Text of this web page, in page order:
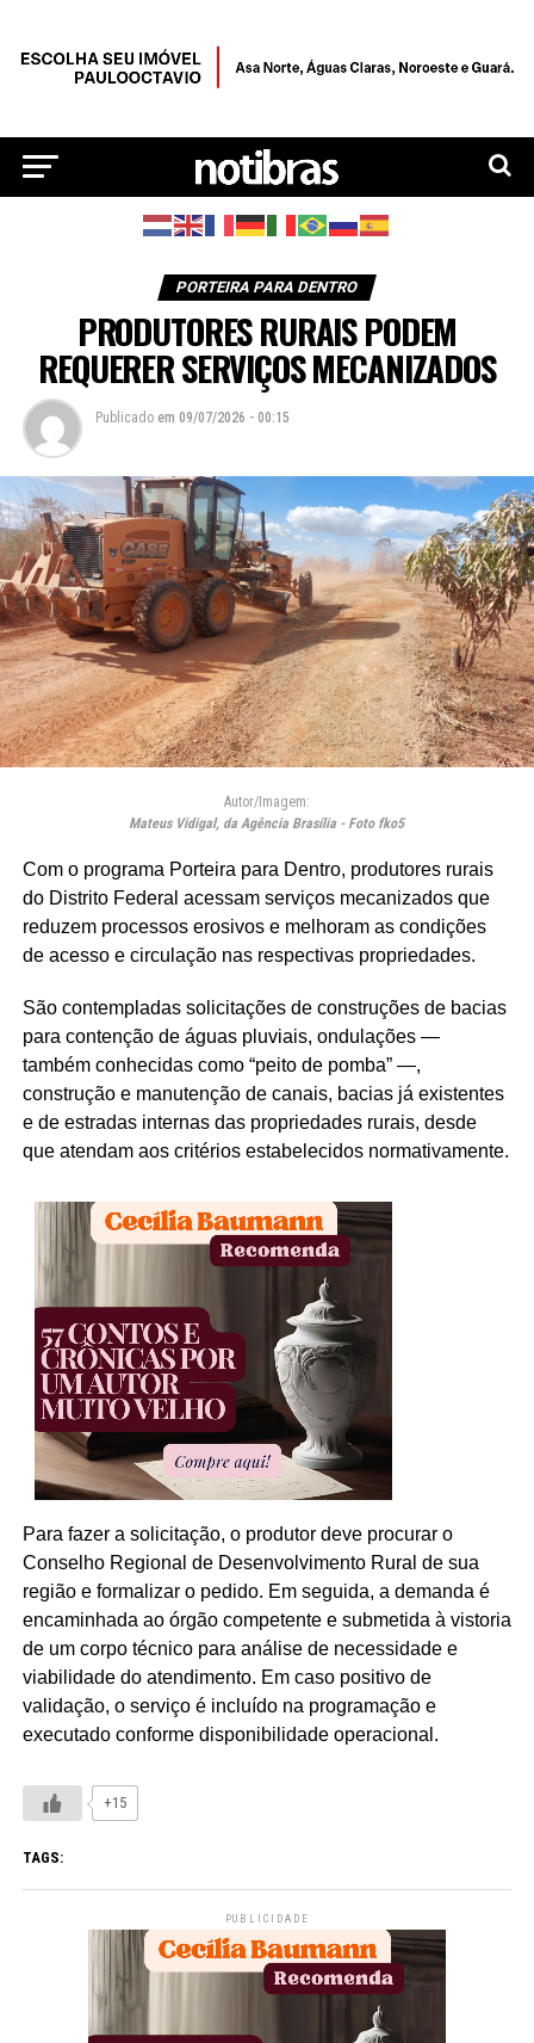
PORTEIRA PARA DENTRO
PRODUTORES RURAIS PODEM
REQUERER SERVIÇOS MECANIZADOS
Publicado em 09/07/2026 - 00:15
Autor/Imagem:
Mateus Vidigal, da Agência Brasília - Foto fko5
Com o programa Porteira para Dentro, produtores rurais
do Distrito Federal acessam serviços mecanizados que
reduzem processos erosivos e melhoram as condições
de acesso e circulação nas respectivas propriedades.
São contempladas solicitações de construções de bacias
para contenção de águas pluviais, ondulações —
também conhecidas como “peito de pomba” —,
construção e manutenção de canais, bacias já existentes
e de estradas internas das propriedades rurais, desde
que atendam aos critérios estabelecidos normativamente.
Para fazer a solicitação, o produtor deve procurar o
Conselho Regional de Desenvolvimento Rural de sua
região e formalizar o pedido. Em seguida, a demanda é
encaminhada ao órgão competente e submetida à vistoria
de um corpo técnico para análise de necessidade e
viabilidade do atendimento. Em caso positivo de
validação, o serviço é incluído na programação e
executado conforme disponibilidade operacional.
+15
TAGS:
PUBLICIDADE